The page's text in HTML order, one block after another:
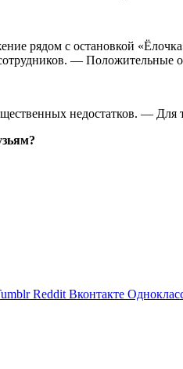
рядом с остановкой
— Положительные
недостатков. — Для
Reddit Вконтакте